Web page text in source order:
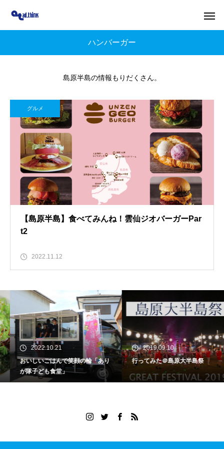
ハンバーガー
島原半島の情報もりだくさん。
グルメ
【島原半島】食べてみんね！雲仙ジオバーガーPar
t2
2022.11.12
2022.10.21
おいしいごはんで笑顔の輪「あり
が隊子ども食堂」
2019.09.10
行ってみた＠島原大半島祭